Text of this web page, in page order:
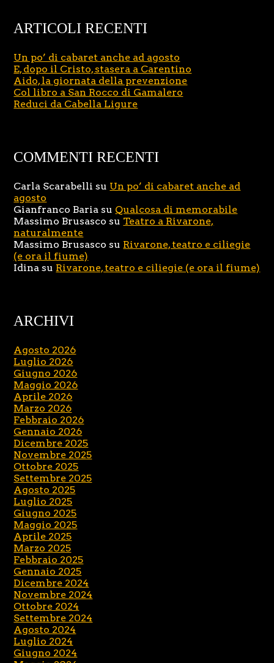
ARTICOLI RECENTI
Un po’ di cabaret anche ad agosto
E, dopo il Cristo, stasera a Carentino
Aido, la giornata della prevenzione
Col libro a San Rocco di Gamalero
Reduci da Cabella Ligure
COMMENTI RECENTI
Carla Scarabelli su Un po’ di cabaret anche ad
agosto
Gianfranco Baria su Qualcosa di memorabile
Massimo Brusasco su Teatro a Rivarone,
naturalmente
Massimo Brusasco su Rivarone, teatro e ciliegie
(e ora il fiume)
Idina su Rivarone, teatro e ciliegie (e ora il fiume)
ARCHIVI
Agosto 2026
Luglio 2026
Giugno 2026
Maggio 2026
Aprile 2026
Marzo 2026
Febbraio 2026
Gennaio 2026
Dicembre 2025
Novembre 2025
Ottobre 2025
Settembre 2025
Agosto 2025
Luglio 2025
Giugno 2025
Maggio 2025
Aprile 2025
Marzo 2025
Febbraio 2025
Gennaio 2025
Dicembre 2024
Novembre 2024
Ottobre 2024
Settembre 2024
Agosto 2024
Luglio 2024
Giugno 2024